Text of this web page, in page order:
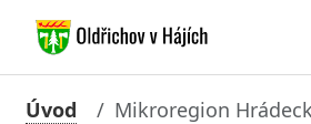
Úvod Mikroregion